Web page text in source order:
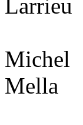
Larrieu
Michel
Mella